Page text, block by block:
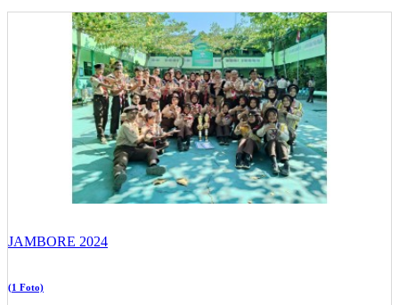
JAMBORE 2024
(1 Foto)